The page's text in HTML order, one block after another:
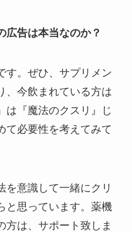
広告は本当なのか？
す。ぜひ、サプリメン
、今飲まれている方は
は『魔法のクスリ』じ
て必要性を考えてみて
を意識して一緒にクリ
と思っています。薬機
方は、サポート致しま